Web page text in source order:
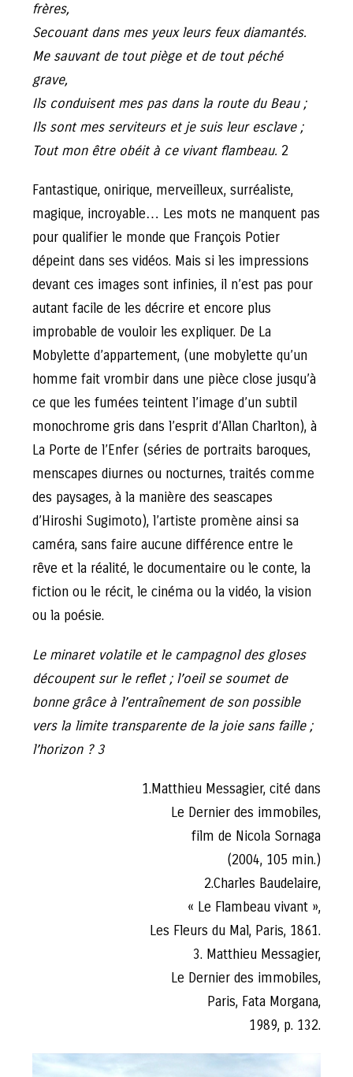
frères,
Secouant dans mes yeux leurs feux diamantés.
Me sauvant de tout piège et de tout péché
grave,
Ils conduisent mes pas dans la route du Beau ;
Ils sont mes serviteurs et je suis leur esclave ;
Tout mon être obéit à ce vivant flambeau. 2
Fantastique, onirique, merveilleux, surréaliste,
magique, incroyable… Les mots ne manquent pas
pour qualifier le monde que François Potier
dépeint dans ses vidéos. Mais si les impressions
devant ces images sont infinies, il n’est pas pour
autant facile de les décrire et encore plus
improbable de vouloir les expliquer. De La
Mobylette d’appartement, (une mobylette qu’un
homme fait vrombir dans une pièce close jusqu’à
ce que les fumées teintent l’image d’un subtil
monochrome gris dans l’esprit d’Allan Charlton), à
La Porte de l’Enfer (séries de portraits baroques,
menscapes diurnes ou nocturnes, traités comme
des paysages, à la manière des seascapes
d’Hiroshi Sugimoto), l’artiste promène ainsi sa
caméra, sans faire aucune différence entre le
rêve et la réalité, le documentaire ou le conte, la
fiction ou le récit, le cinéma ou la vidéo, la vision
ou la poésie.
Le minaret volatile et le campagnol des gloses
découpent sur le reflet ; l’oeil se soumet de
bonne grâce à l’entraînement de son possible
vers la limite transparente de la joie sans faille ;
l’horizon ? 3
1.Matthieu Messagier, cité dans
Le Dernier des immobiles,
film de Nicola Sornaga
(2004, 105 min.)
2.Charles Baudelaire,
« Le Flambeau vivant »,
Les Fleurs du Mal, Paris, 1861.
3. Matthieu Messagier,
Le Dernier des immobiles,
Paris, Fata Morgana,
1989, p. 132.